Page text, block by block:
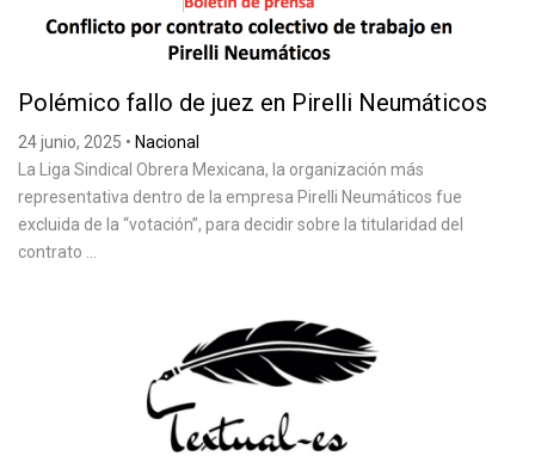
Polémico fallo de juez en Pirelli Neumáticos
24 junio, 2025 • Nacional
La Liga Sindical Obrera Mexicana, la organización más
representativa dentro de la empresa Pirelli Neumáticos fue
excluida de la “votación”, para decidir sobre la titularidad del
contrato ...